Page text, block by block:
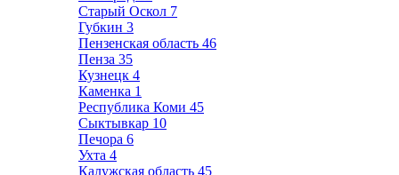
Старый Оскол 7
Губкин 3
Пензенская область 46
Пенза 35
Кузнецк 4
Каменка 1
Республика Коми 45
Сыктывкар 10
Печора 6
Ухта 4
Калужская область 45